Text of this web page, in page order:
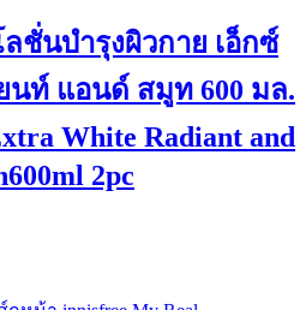
ชั่นบำรุงผิวกาย เอ็กซ์
นท์ แอนด์ สมูท 600 มล.
White Radiant and
2pc